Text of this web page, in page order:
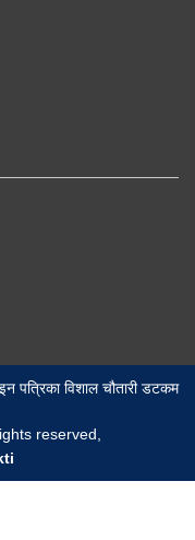
पत्रिका विशाल चौतारी डटकम
reserved,